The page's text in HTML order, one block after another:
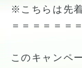
※こちらは先
＝＝＝＝＝＝
このキャンペ